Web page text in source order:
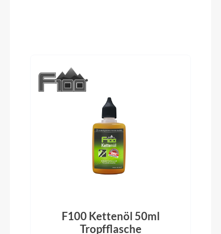
schwarz/silber
Glocke
Mini Bell, schwarz
F100 Kettenöl 50ml
Tropfflasche